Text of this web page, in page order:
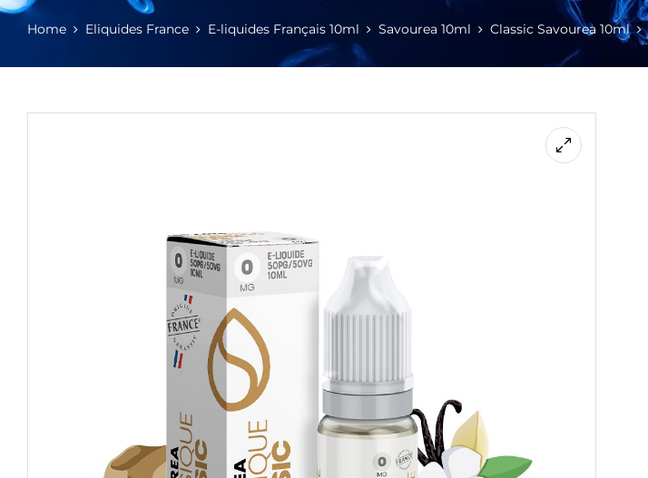
Home Eliquides France E-liquides Français 10ml Savourea 10ml Classic Savourea 10ml